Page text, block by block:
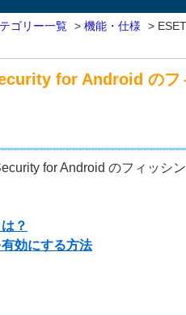
ゴリー一覧 > 機能・仕様 >
for Android のフ
for Android のフィッシ
？
効にする方法